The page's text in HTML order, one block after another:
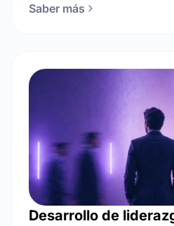
Saber más
Desarrollo de